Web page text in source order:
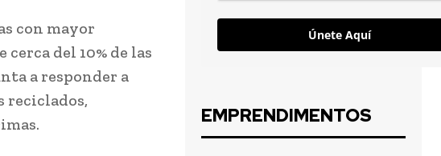
con mayor
del 10% de las
a responder a
reciclados,
Únete Aquí
EMPRENDIMENTOS